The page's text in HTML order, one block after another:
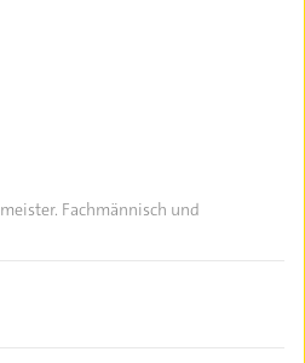
Fachmännisch und